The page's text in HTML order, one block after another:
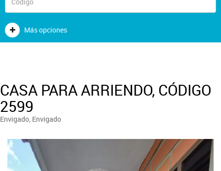
Más opciones
CASA PARA ARRIENDO, CÓDIGO
2599
Envigado, Envigado